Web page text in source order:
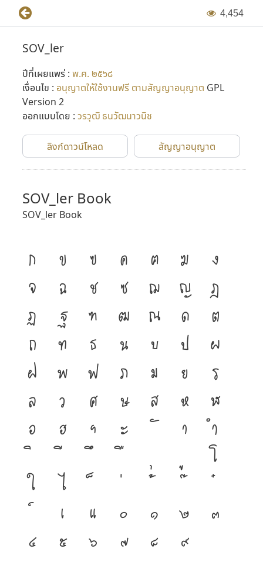
4,454
SOV_ler
ปีที่เผยแพร่ : พ.ศ. ๒๕๖๘
เงื่อนไข : อนุญาตให้ใช้งานฟรี ตามสัญญาอนุญาต GPL
Version 2
ออกแบบโดย : วรวุฒิ ธนวัฒนาวนิช
ลิงก์ดาวน์โหลด สัญญาอนุญาต
SOV_ler Book
SOV_ler Book
ก ข ฃ ค ฅ ฆ ง
จ ฉ ช ซ ฌ ญ ฎ
ฏ ฐ ฑ ฒ ณ ด ต
ถ ท ธ น บ ป ผ
ฝ พ ฟ ภ ม ย ร
ล ว ศ ษ ส ห ฬ
อ ฮ ฯ ะ า ำ
โ
ใ ไ
เ แ ๐ ๑ ๒ ๓
๔ ๕ ๖ ๗ ๘ ๙